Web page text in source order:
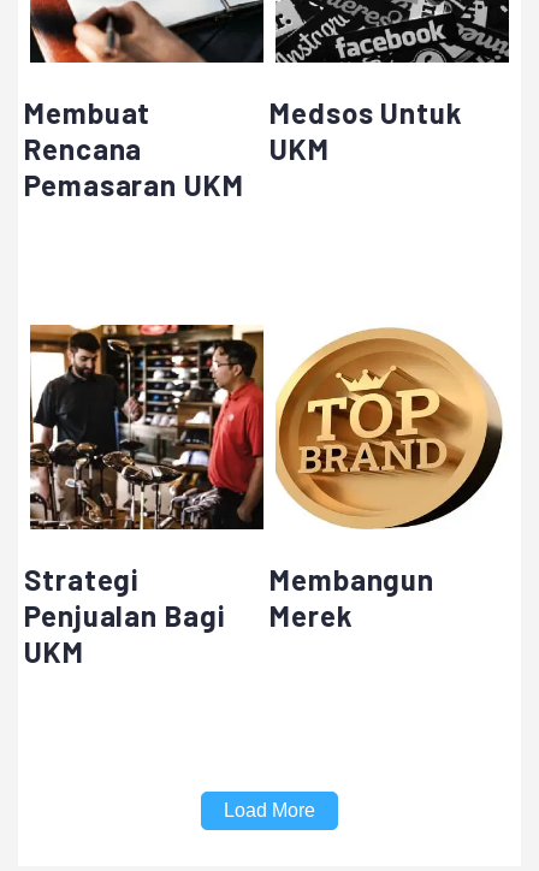
Membuat
Rencana
Pemasaran UKM
Medsos Untuk
UKM
Strategi
Penjualan Bagi
UKM
Membangun
Merek
Load More